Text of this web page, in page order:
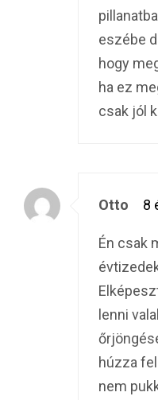
eszébe
hogy
ha ez
csak jól
Otto 8
Én csak
lenni
húzza
nem